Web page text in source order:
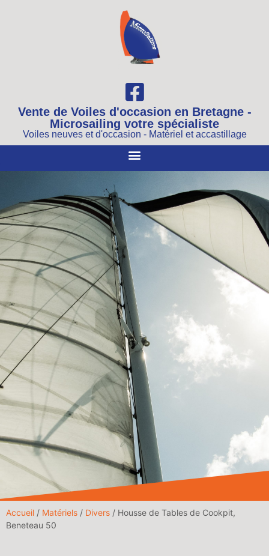
Vente de Voiles d'occasion en Bretagne -
Microsailing votre spécialiste
Voiles neuves et d'occasion - Matériel et accastillage
Accueil / Matériels / Divers / Housse de Tables de Cookpit,
Beneteau 50